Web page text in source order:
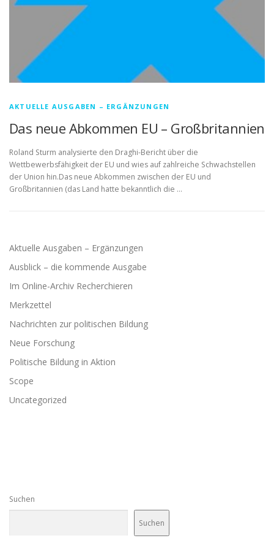
AKTUELLE AUSGABEN – ERGÄNZUNGEN
Das neue Abkommen EU – Großbritannien
Roland Sturm analysierte den Draghi-Bericht über die
Wettbewerbsfähigkeit der EU und wies auf zahlreiche Schwachstellen
der Union hin.Das neue Abkommen zwischen der EU und
Großbritannien (das Land hatte bekanntlich die …
Aktuelle Ausgaben – Ergänzungen
Ausblick – die kommende Ausgabe
Im Online-Archiv Recherchieren
Merkzettel
Nachrichten zur politischen Bildung
Neue Forschung
Politische Bildung in Aktion
Scope
Uncategorized
Suchen
Suchen